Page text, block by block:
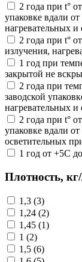
2 года при t°
упаковке вдали
нагревательных
2 года при t°
излучения,
1 год при
закрытой не
2 года при
заводской
нагревательных
2 года при t°
упаковке вдали
осветительных
1 год от +5С
Плотность,
1,3 (3)
1,24 (2)
1,45 (1)
1 (2)
1,5 (6)